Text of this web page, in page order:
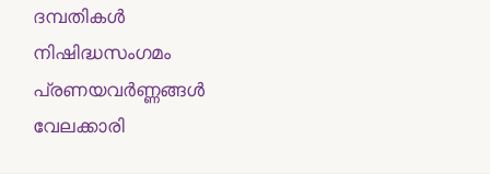
ദമ്പതികള്‍
നിഷിദ്ധസംഗമം
പ്രണയവർണ്ണങ്ങൾ
വേലക്കാരി